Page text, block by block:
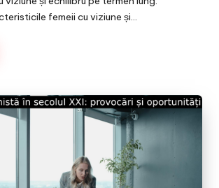
femeii cu viziune și…